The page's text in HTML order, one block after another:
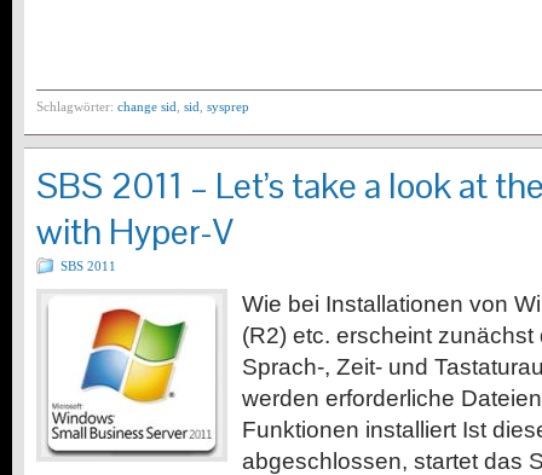
Schlagwörter: change sid sid sysprep
SBS 2011 – Let’s take a look at
with Hyper-V
SBS 2011
Wie bei Installationen von
(R2) etc. erscheint zunächst
Sprach-, Zeit- und
werden erforderliche
Funktionen installiert Ist
abgeschlossen, startet das